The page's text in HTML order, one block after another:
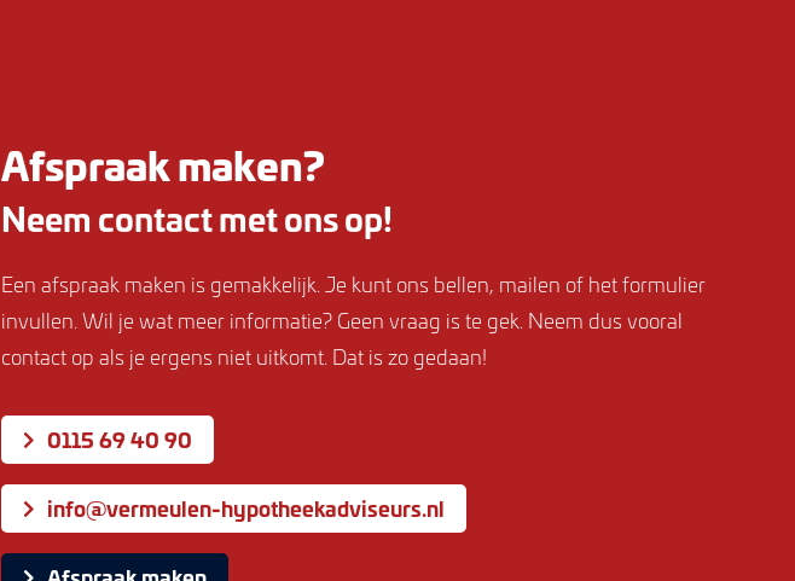
Afspraak maken?
Neem contact met ons op!
Een afspraak maken is gemakkelijk. Je kunt ons bellen, mailen of het formulier
invullen. Wil je wat meer informatie? Geen vraag is te gek. Neem dus vooral
contact op als je ergens niet uitkomt. Dat is zo gedaan!
0115 69 40 90
info@vermeulen-hypotheekadviseurs.nl